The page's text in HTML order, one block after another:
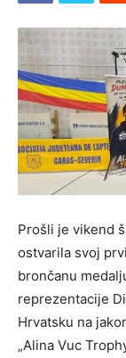
Prošli je vikend
ostvarila svoj
brončanu
reprezentacije
Hrvatsku na
„Alina Vuc